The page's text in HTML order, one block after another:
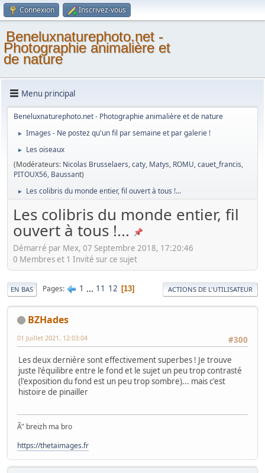
Connexion Inscrivez-vous
Beneluxnaturephoto.net -
Photographie animalière et
de nature
Menu principal
Beneluxnaturephoto.net - Photographie animalière et de nature
► Images - Ne postez qu'un fil par semaine et par galerie !
►
Les oiseaux
(Modérateurs: Nicolas Brusselaers,caty, Matys, ROMU,cauet_francis,
PITOUX56, Baussant)
► Les colibris du monde entier, fil ouvert à tous !...
Les colibris du monde entier, fil
ouvert à tous !...
Démarré par Mex, 07 Septembre 2018, 17:20:46
0 Membres et 1 Invité sur ce sujet
EN BAS Pages 1 ... 11 12 13 ACTIONS DE L'UTILISATEUR
BZHades
#300
01 Juillet 2021, 12:03:04
Les deux dernière sont effectivement superbes ! Je trouve
juste l'équilibre entre le fond et le sujet un peu trop contrasté
(l'exposition du fond est un peu trop sombre)... mais c'est
histoire de pinailler
Ã" breizh ma bro
https://thetaimages.fr